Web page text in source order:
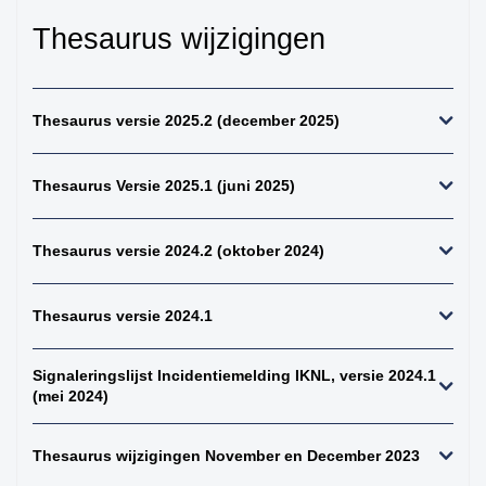
34. weke delen totaal
kraakbeen)
35. beenderen
36. beenderen
maligne weke delen
38. alle (primaire)
maligne bottumoren
osteosarcomen
40. zenuwstelsel
Thesaurus wijzigingen
Thesaurus versie 2025.2 (december 2025)
Thesaurus Versie 2025.1 (juni 2025)
Thesaurus versie 2024.2 (oktober 2024)
Thesaurus versie 2024.1
Signaleringslijst Incidentiemelding IKNL, versie 2024.1
(mei 2024)
Thesaurus wijzigingen November en December 2023